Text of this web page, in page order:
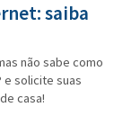
saiba
não sabe como
e solicite suas
casa!